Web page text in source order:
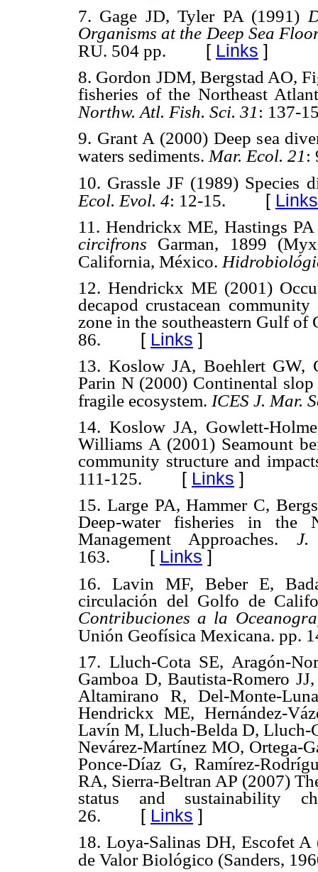
7. Gage JD, Tyler PA (1991)
Organisms at the Deep Sea
RU. 504 pp. [ Links ]
8. Gordon JDM, Bergstad AO,
fisheries of the Northeast
Northw. Atl. Fish. Sci. 31: 137-
9. Grant A (2000) Deep sea
waters sediments. Mar. Ecol. 21:
10. Grassle JF (1989) Species
Ecol. Evol. 4: 12-15. [ Links
11. Hendrickx ME, Hastings
circifrons Garman, 1899
California, México.
12. Hendrickx ME (2001)
decapod crustacean
zone in the southeastern Gulf
86. [ Links ]
13. Koslow JA, Boehlert GW,
Parin N (2000) Continental
fragile ecosystem. ICES J. Mar.
14. Koslow JA, Gowlett-
Williams A (2001) Seamount
community structure and
111-125. [ Links ]
15. Large PA, Hammer C,
Deep-water fisheries in the
Management Approaches. J.
163. [ Links ]
16. Lavin MF, Beber E,
circulación del Golfo de
Contribuciones a la
Unión Geofísica Mexicana. pp.
17. Lluch-Cota SE, Aragón-
Gamboa D, Bautista-Romero
Altamirano R, Del-Monte-
Hendrickx ME, Hernández-
Lavín M, Lluch-Belda D, Lluch-
Nevárez-Martínez MO, Ortega-
Ponce-Díaz G, Ramírez-
RA, Sierra-Beltran AP (2007)
status and sustainability
26. [ Links ]
18. Loya-Salinas DH, Escofet
de Valor Biológico (Sanders,